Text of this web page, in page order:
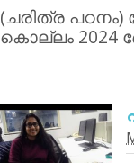
(ചരിത്ര
കൊല്ലം